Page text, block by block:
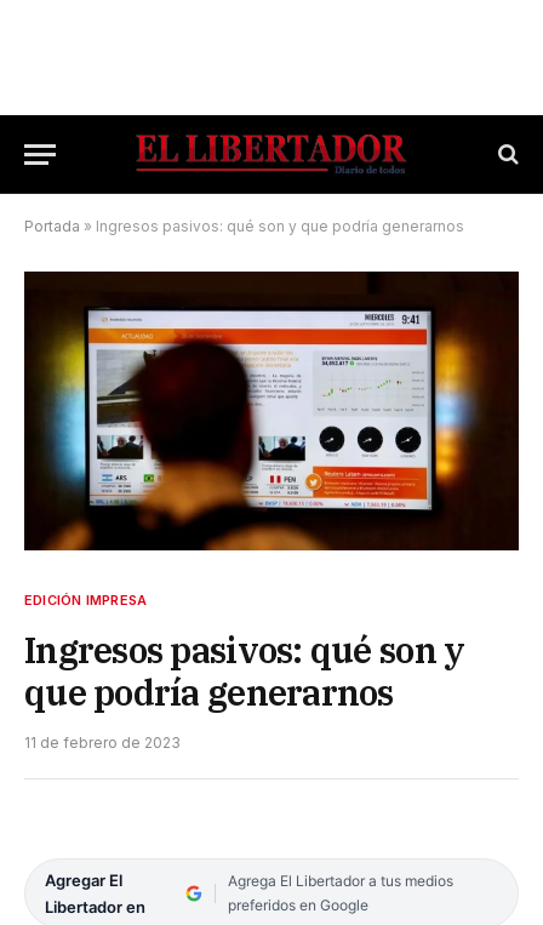
Portada » Ingresos pasivos: qué son y que podría generarnos
EDICIÓN IMPRESA
Ingresos pasivos: qué son y
que podría generarnos
11 de febrero de 2023
Agregar El
Libertador en
Agrega El Libertador a tus medios
preferidos en Google